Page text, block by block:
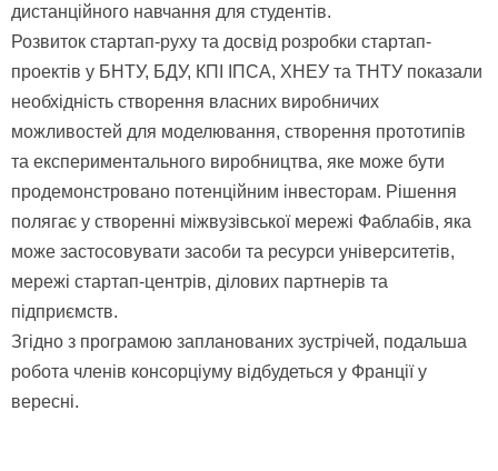
дистанційного навчання для студентів.
Розвиток стартап-руху та досвід розробки стартап-
проектів у БНТУ, БДУ, КПІ ІПСА, ХНЕУ та ТНТУ показали
необхідність створення власних виробничих
можливостей для моделювання, створення прототипів
та експериментального виробництва, яке може бути
продемонстровано потенційним інвесторам. Рішення
полягає у створенні міжвузівської мережі Фаблабів, яка
може застосовувати засоби та ресурси університетів,
мережі стартап-центрів, ділових партнерів та
підприємств.
Згідно з програмою запланованих зустрічей, подальша
робота членів консорціуму відбудеться у Франції у
вересні.